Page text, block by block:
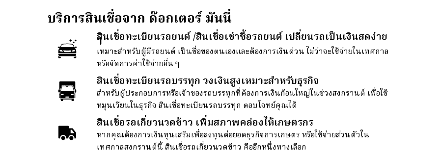
บริการสินเชื่อจาก ด๊อกเตอร์ มันนี่
สินเชื่อทะเบียนรถยนต์ /สินเชื่อเช่าซื้อรถยนต์ เปลี่ยนรถเป็นเงินสดง่าย
ๆ
เหมาะสำหรับผู้มีรถยนต์ เป็นชื่อของตนเองและต้องการเงินด่วน ไม่ว่าจะใช้จ่ายในเทศกาล
หรือจัดการค่าใช้จ่ายอื่น ๆ
สินเชื่อทะเบียนรถบรรทุก วงเงินสูงเหมาะสำหรับธุรกิจ
สำหรับผู้ประกอบการหรือเจ้าของรถบรรทุกที่ต้องการเงินก้อนใหญ่ในช่วงสงกรานต์ เพื่อใช้
หมุนเวียนในธุรกิจ สินเชื่อทะเบียนรถบรรทุก ตอบโจทย์คุณได้
สินเชื่อรถเกี่ยวนวดข้าว เพิ่มสภาพคล่องให้เกษตรกร
หากคุณต้องการเงินทุนเสริมเพื่อลงทุนต่อยอดธุรกิจการเกษตร หรือใช้จ่ายส่วนตัวใน
เทศกาลสงกรานต์นี้ สินเชื่อรถเกี่ยวนวดข้าว คืออีกหนึ่งทางเลือก